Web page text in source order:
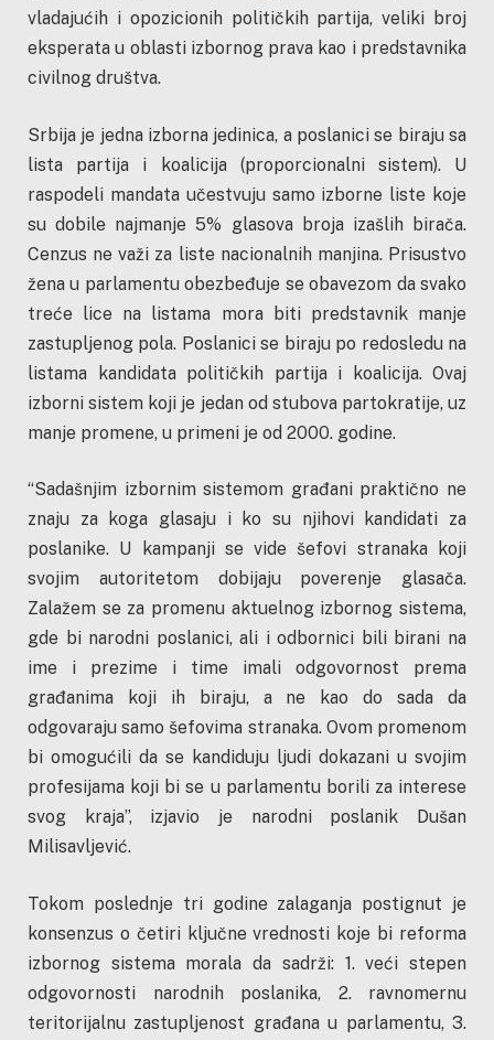
vladajućih i opozicionih političkih partija, veliki broj
eksperata u oblasti izbornog prava kao i predstavnika
civilnog društva.
Srbija je jedna izborna jedinica, a poslanici se biraju sa
lista partija i koalicija (proporcionalni sistem). U
raspodeli mandata učestvuju samo izborne liste koje
su dobile najmanje 5% glasova broja izašlih birača.
Cenzus ne važi za liste nacionalnih manjina. Prisustvo
žena u parlamentu obezbeđuje se obavezom da svako
treće lice na listama mora biti predstavnik manje
zastupljenog pola. Poslanici se biraju po redosledu na
listama kandidata političkih partija i koalicija. Ovaj
izborni sistem koji je jedan od stubova partokratije, uz
manje promene, u primeni je od 2000. godine.
“Sadašnjim izbornim sistemom građani praktično ne
znaju za koga glasaju i ko su njihovi kandidati za
poslanike. U kampanji se vide šefovi stranaka koji
svojim autoritetom dobijaju poverenje glasača.
Zalažem se za promenu aktuelnog izbornog sistema,
gde bi narodni poslanici, ali i odbornici bili birani na
ime i prezime i time imali odgovornost prema
građanima koji ih biraju, a ne kao do sada da
odgovaraju samo šefovima stranaka. Ovom promenom
bi omogućili da se kandiduju ljudi dokazani u svojim
profesijama koji bi se u parlamentu borili za interese
svog kraja”, izjavio je narodni poslanik Dušan
Milisavljević.
Tokom poslednje tri godine zalaganja postignut je
konsenzus o četiri ključne vrednosti koje bi reforma
izbornog sistema morala da sadrži: 1. veći stepen
odgovornosti narodnih poslanika, 2. ravnomernu
teritorijalnu zastupljenost građana u parlamentu, 3.